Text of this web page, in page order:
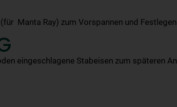
Manta Ray) zum Vorspannen und
eingeschlagene Stabeisen zum späteren